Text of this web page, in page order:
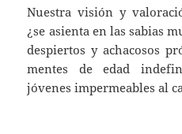
Nuestra visión y
¿se asienta en las sabias
despiertos y achacosos
mentes de edad
jóvenes impermeables al